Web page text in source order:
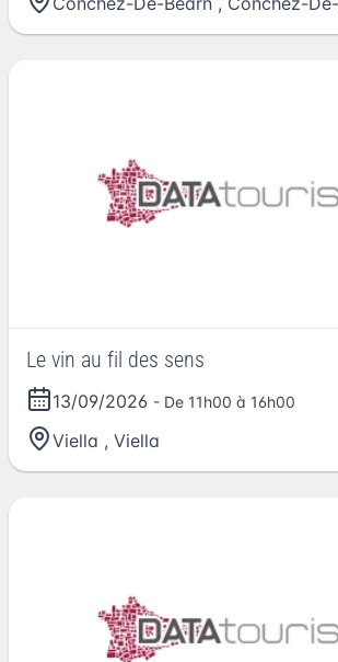
Le vin au fil des sens
13/09/2026 - De 11h00 à 16h00
Viella , Viella